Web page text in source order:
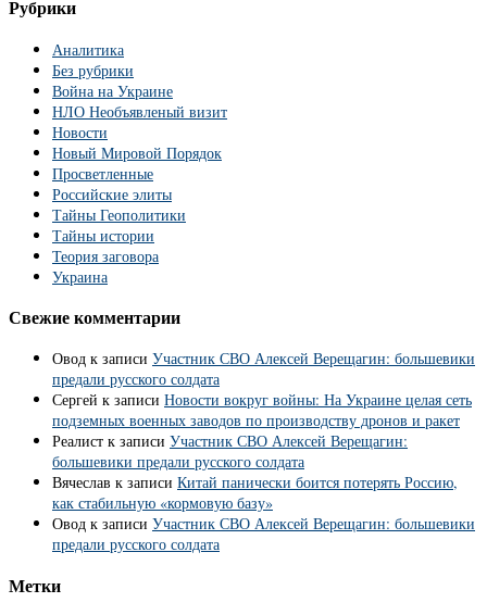
Рубрики
Аналитика
Без рубрики
Война на Украине
НЛО Необъявленый визит
Новости
Новый Мировой Порядок
Просветленные
Российские элиты
Тайны Геополитики
Тайны истории
Теория заговора
Украина
Свежие комментарии
Овод к записи Участник СВО Алексей Верещагин: большевики
предали русского солдата
Сергей к записи Новости вокруг войны: На Украине целая сеть
подземных военных заводов по производству дронов и ракет
Реалист к записи Участник СВО Алексей Верещагин:
большевики предали русского солдата
Вячеслав к записи Китай панически боится потерять Россию,
как стабильную «кормовую базу»
Овод к записи Участник СВО Алексей Верещагин: большевики
предали русского солдата
Метки